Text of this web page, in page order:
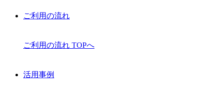
ご利用の流れ
ご利用の流れ TOPへ
活用事例